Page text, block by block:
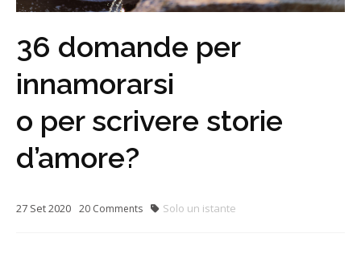
36 domande per
innamorarsi
o per scrivere storie
d’amore?
27 Set2020 20 Comments Solo un istante